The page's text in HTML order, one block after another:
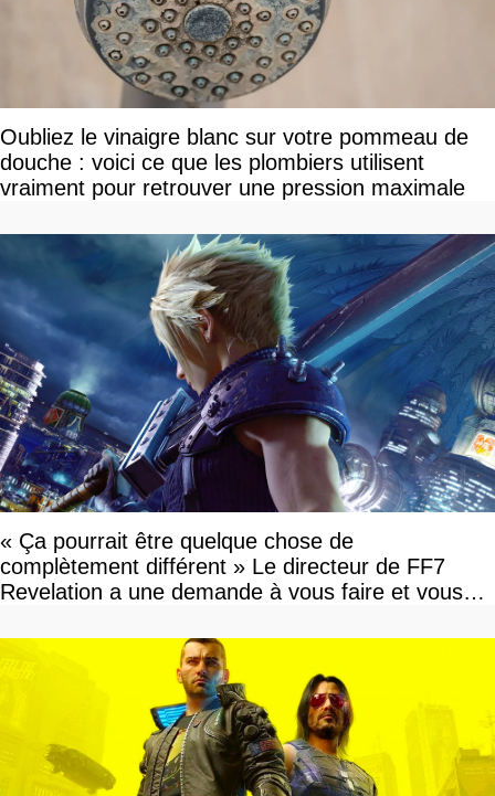
Oubliez le vinaigre blanc sur votre pommeau de
douche : voici ce que les plombiers utilisent
vraiment pour retrouver une pression maximale
« Ça pourrait être quelque chose de
complètement différent » Le directeur de FF7
Revelation a une demande à vous faire et vous